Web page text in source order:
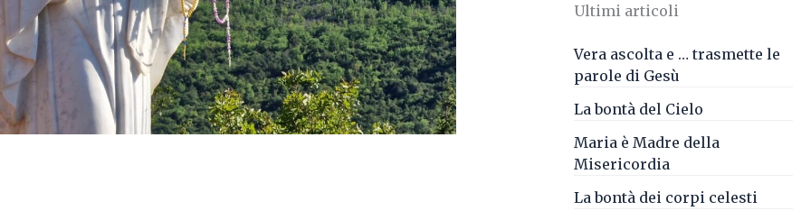
Ultimi articoli
Vera ascolta e … trasmette le
parole di Gesù
La bontà del Cielo
Maria è Madre della
Misericordia
La bontà dei corpi celesti